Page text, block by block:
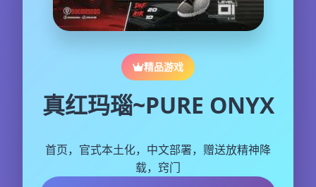
精品游戏
真红玛瑙~PURE ONYX
首页，官式本土化，中文部署，赠送放精神降
载，窍门